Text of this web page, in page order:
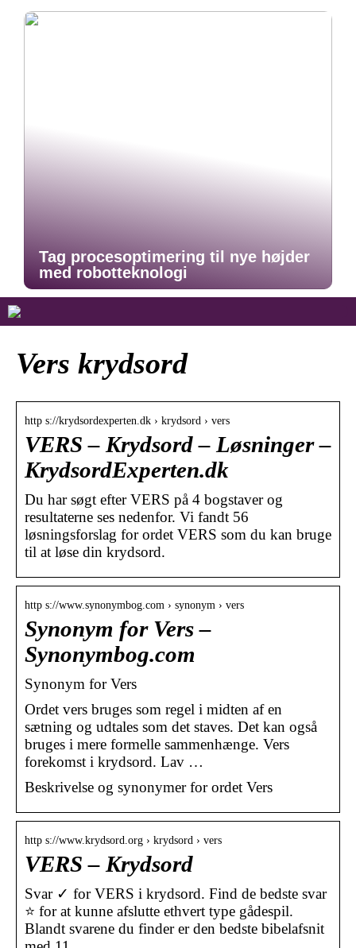
Tag procesoptimering til nye højder
med robotteknologi
Vers krydsord
http s://krydsordexperten.dk › krydsord › vers
VERS – Krydsord – Løsninger –
KrydsordExperten.dk
Du har søgt efter VERS på 4 bogstaver og
resultaterne ses nedenfor. Vi fandt 56
løsningsforslag for ordet VERS som du kan bruge
til at løse din krydsord.
http s://www.synonymbog.com › synonym › vers
Synonym for Vers –
Synonymbog.com
Synonym for Vers
Ordet vers bruges som regel i midten af ​​en
sætning og udtales som det staves. Det kan også
bruges i mere formelle sammenhænge. Vers
forekomst i krydsord. Lav …
Beskrivelse og synonymer for ordet Vers
http s://www.krydsord.org › krydsord › vers
VERS – Krydsord
Svar ✓ for VERS i krydsord. Find de bedste svar
⭐ for at kunne afslutte ethvert type gådespil.
Blandt svarene du finder er den bedste bibelafsnit